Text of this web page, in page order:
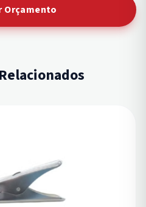
Orçamento